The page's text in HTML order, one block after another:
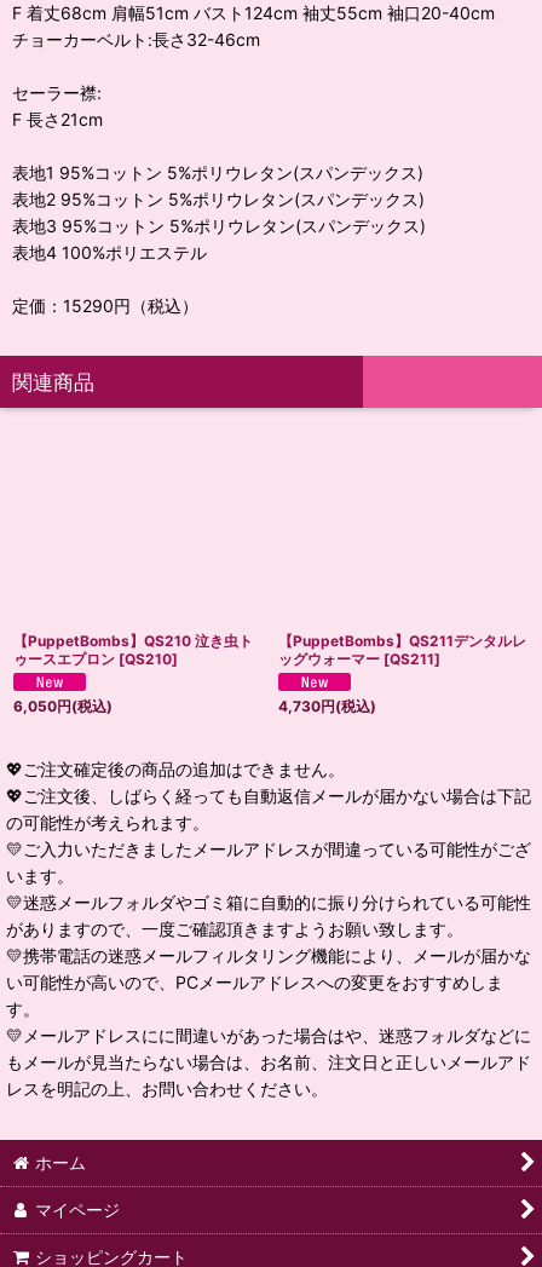
F 着丈68cm 肩幅51cm バスト124cm 袖丈55cm 袖口20-40cm
チョーカーベルト:長さ32-46cm
セーラー襟:
F 長さ21cm
表地1 95%コットン 5%ポリウレタン(スパンデックス)
表地2 95%コットン 5%ポリウレタン(スパンデックス)
表地3 95%コットン 5%ポリウレタン(スパンデックス)
表地4 100%ポリエステル
定価：15290円（税込）
関連商品
【PuppetBombs】QS210 泣き虫ト
ゥースエプロン [QS210]
6,050円(税込)
【PuppetBombs】QS211デンタルレ
ッグウォーマー [QS211]
4,730円(税込)
💖ご注文確定後の商品の追加はできません。
💖ご注文後、しばらく経っても自動返信メールが届かない場合は下記
の可能性が考えられます。
💛ご入力いただきましたメールアドレスが間違っている可能性がござ
います。
💛迷惑メールフォルダやゴミ箱に自動的に振り分けられている可能性
がありますので、一度ご確認頂きますようお願い致します。
💛携帯電話の迷惑メールフィルタリング機能により、メールが届かな
い可能性が高いので、PCメールアドレスへの変更をおすすめしま
す。
💛メールアドレスにに間違いがあった場合はや、迷惑フォルダなどに
もメールが見当たらない場合は、お名前、注文日と正しいメールアド
レスを明記の上、お問い合わせください。
ホーム
マイページ
ショッピングカート